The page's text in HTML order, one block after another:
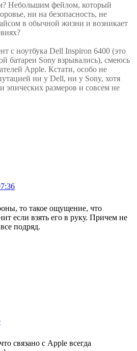
Небольшим фейлом, который
ни на безопасность, не
в обычной жизни и возникает
с ноутбука Dell Inspiron 6400 (это
батареи Sony взрывались), смеюсь
Apple. Кстати, особо не
ни у Dell, ни у Sony, хотя
эпических размеров и совсем не
то такое ощущение, что
если взять его в руку. Причем не
подряд.
связано с Apple всегда